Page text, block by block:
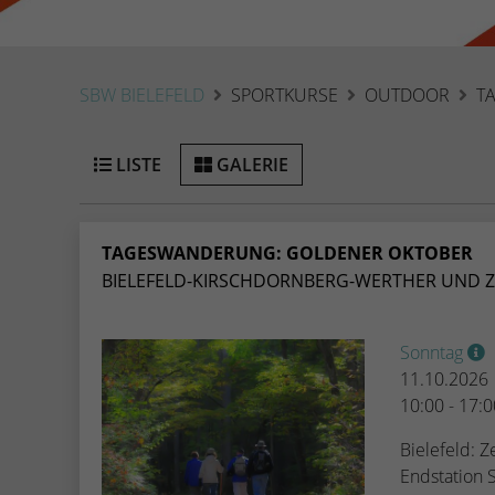
SBW BIELEFELD SPORTKURSE OUTDOOR
LISTE GALERIE
TAGESWANDERUNG: GOLDENER OKTOBER
BIELEFELD-KIRSCHDORNBERG-WERTHER UND
Sonntag
11.10.2026
10:00 -
Bielefeld:
Endstation